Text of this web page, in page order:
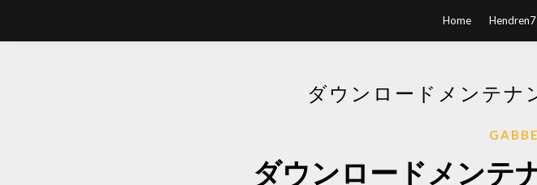
Home
ダウンロードメンテナ
ダウンロードメンテ